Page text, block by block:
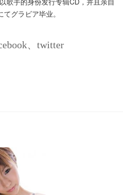
グラビア毕业。
、twitter